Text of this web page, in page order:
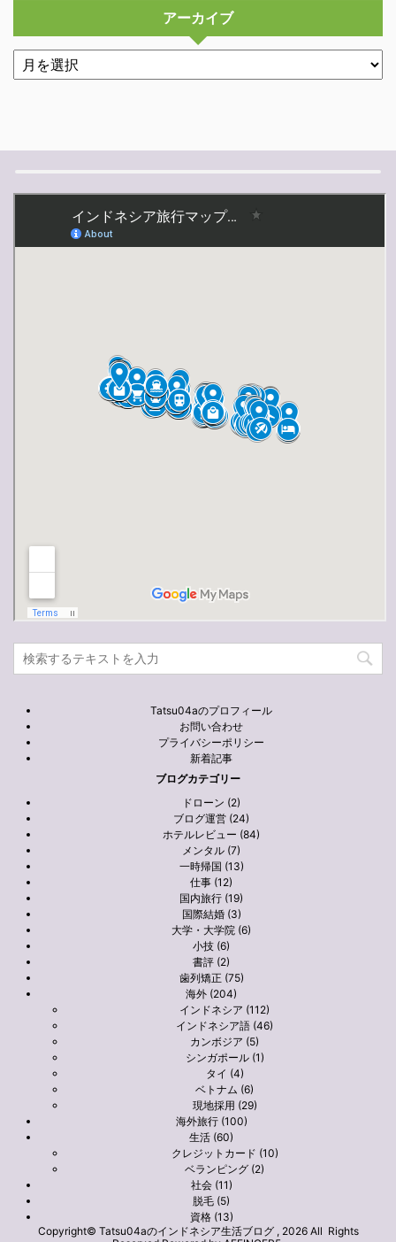
アーカイブ
Tatsu04aのプロフィール
お問い合わせ
プライバシーポリシー
新着記事
ブログカテゴリー
ドローン (2)
ブログ運営 (24)
ホテルレビュー (84)
メンタル (7)
一時帰国 (13)
仕事 (12)
国内旅行 (19)
国際結婚 (3)
大学・大学院 (6)
小技 (6)
書評 (2)
歯列矯正 (75)
海外 (204)
インドネシア (112)
インドネシア語 (46)
カンボジア (5)
シンガポール (1)
タイ (4)
ベトナム (6)
現地採用 (29)
海外旅行 (100)
生活 (60)
クレジットカード (10)
ベランピング (2)
社会 (11)
脱毛 (5)
資格 (13)
Copyright© Tatsu04aのインドネシア生活ブログ , 2026 All Rights